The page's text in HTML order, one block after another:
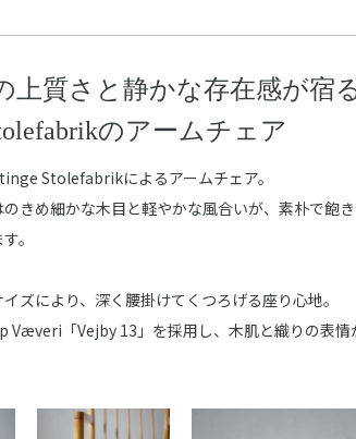
上質さと静かな存在感が宿る
のアームチェア
Stolefabrikによるアームチェア。
きめ細かな木目と軽やかな風合いが、素朴で飽
。
ズにより、深く腰掛けてくつろげる座り心地。
Væveri「Vejby 13」を採用し、木肌と織りの表情